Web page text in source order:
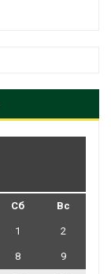
Сб Вс
1 2
8 9